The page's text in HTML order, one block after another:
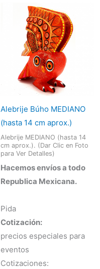
Alebrije Búho MEDIANO
(hasta 14 cm aprox.)
Alebrije MEDIANO (hasta 14
cm aprox.). (Dar Clic en Foto
para Ver Detalles)
Hacemos envíos a todo
Republica Mexicana.
Pida
Cotización:
precios especiales para
eventos
Cotizaciones: